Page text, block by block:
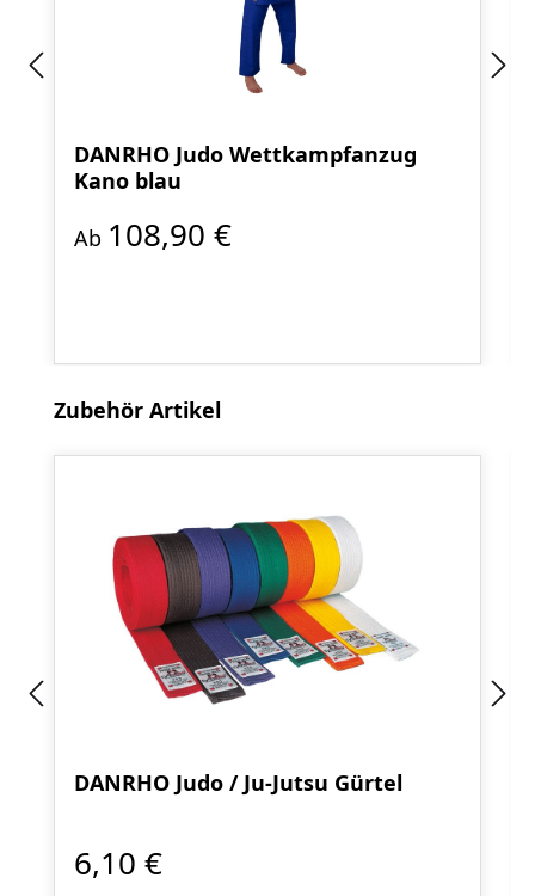
DANRHO Judo Wettkampfanzug
Kano blau
Ab 108,90 €
Produktgalerie überspringen
Zubehör Artikel
DANRHO Judo / Ju-Jutsu Gürtel
6,10 €